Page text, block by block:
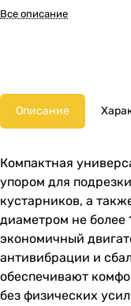
Все описание
Описание
Компактная
упором для
кустарников, а
диаметром не более
экономичный
антивибрации и
обеспечивают
без физических